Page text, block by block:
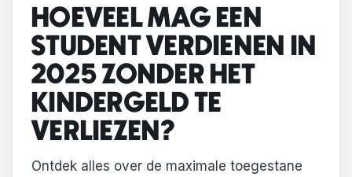
HOEVEEL MAG EEN
STUDENT VERDIENEN IN
2025 ZONDER HET
KINDERGELD TE
VERLIEZEN?
Ontdek alles over de maximale toegestane